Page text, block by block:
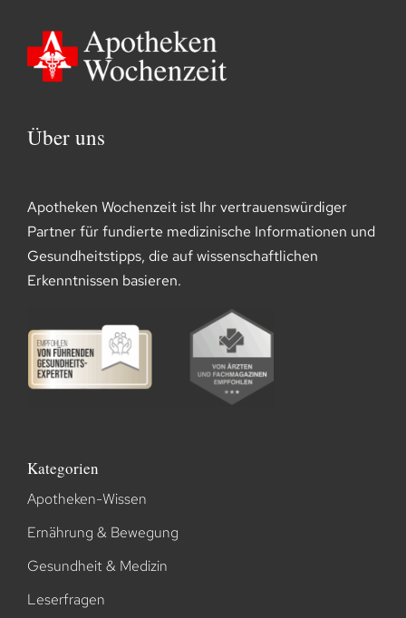
Über uns
Apotheken Wochenzeit ist Ihr vertrauenswürdiger
Partner für fundierte medizinische Informationen und
Gesundheitstipps, die auf wissenschaftlichen
Erkenntnissen basieren.
Kategorien
Apotheken-Wissen
Ernährung & Bewegung
Gesundheit & Medizin
Leserfragen